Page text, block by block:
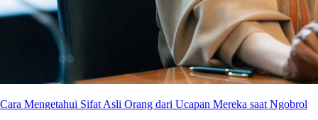
Cara Mengetahui Sifat Asli Orang dari Ucapan Mereka saat Ngobrol